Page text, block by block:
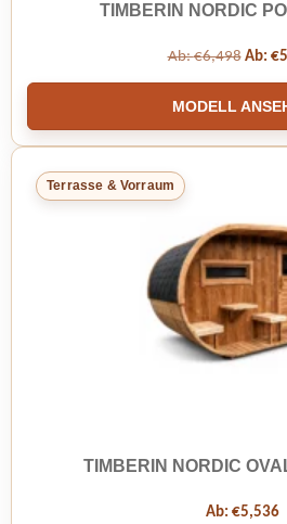
TIMBERIN NORDIC
Ab:€6,498 Ab: €
MODELL
Terrasse & Vorraum
TIMBERIN NORDIC
Ab: €5,536